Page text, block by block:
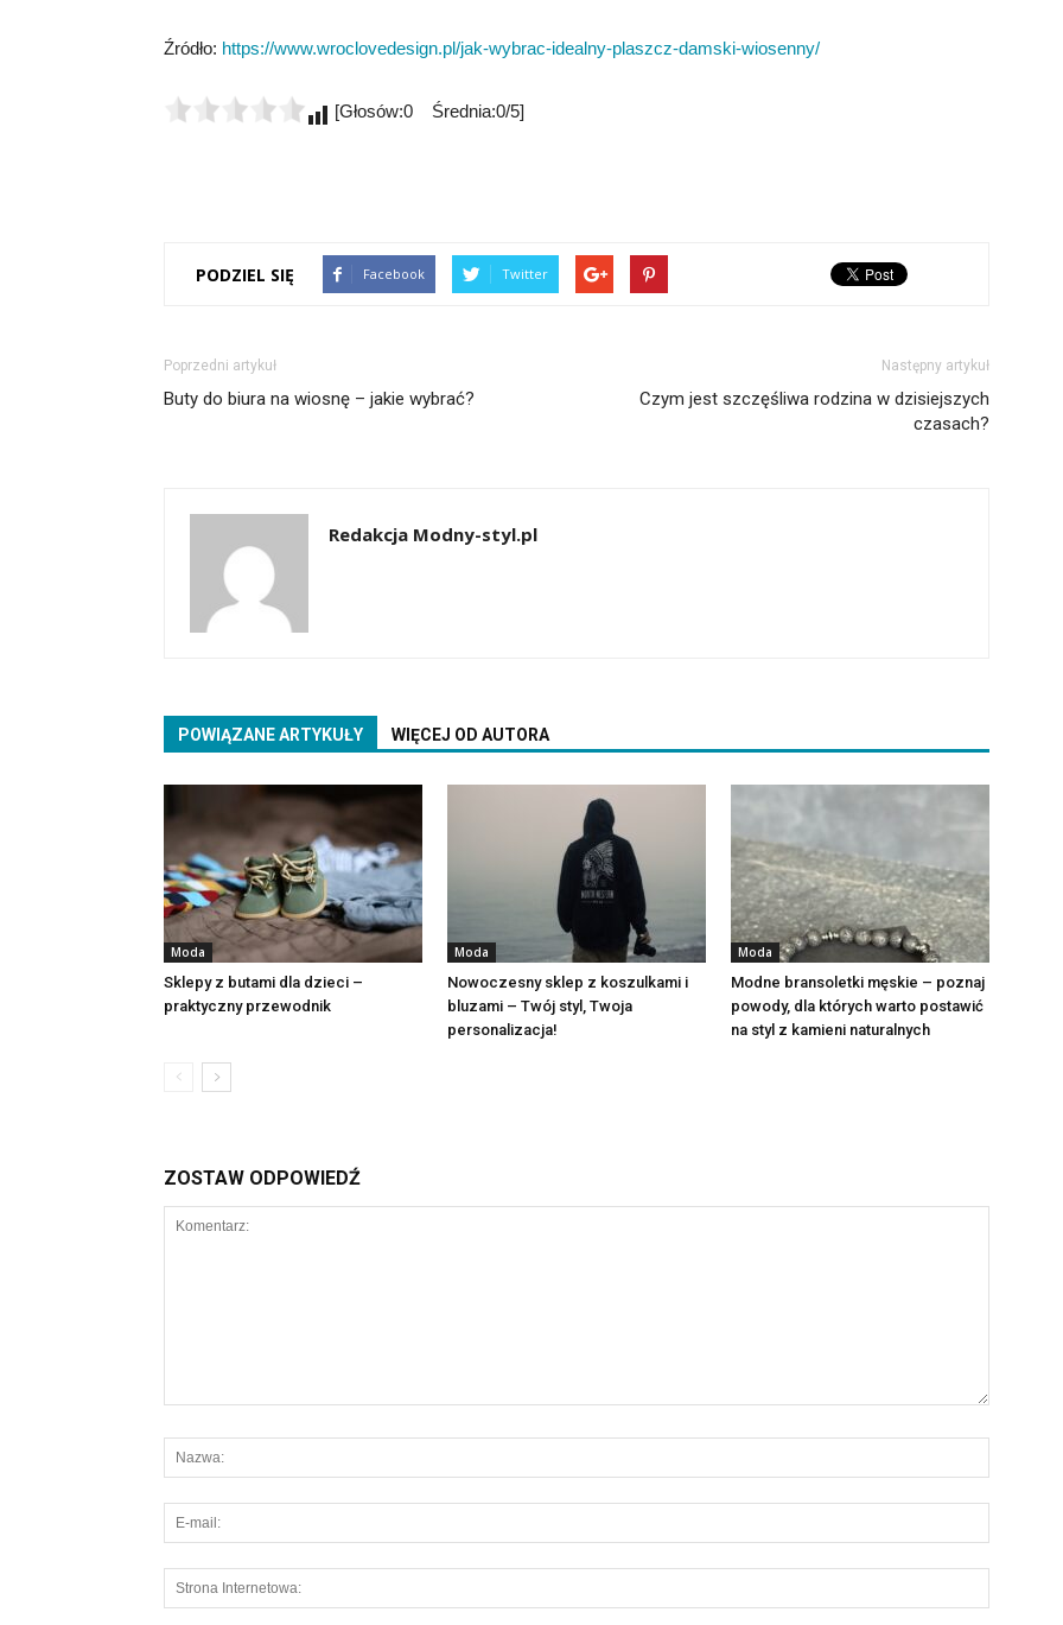
Źródło: https://www.wroclovedesign.pl/jak-wybrac-idealny-plaszcz-damski-wiosenny/
[Głosów:0 Średnia:0/5]
PODZIEL SIĘ Facebook Twitter
Poprzedni artykuł
Buty do biura na wiosnę – jakie wybrać?
Następny artykuł
Czym jest szczęśliwa rodzina w dzisiejszych
czasach?
Redakcja Modny-styl.pl
POWIĄZANE ARTYKUŁY WIĘCEJ OD AUTORA
Moda
Sklepy z butami dla dzieci –
praktyczny przewodnik
Moda
Nowoczesny sklep z koszulkami i
bluzami – Twój styl, Twoja
personalizacja!
Moda
Modne bransoletki męskie – poznaj
powody, dla których warto postawić
na styl z kamieni naturalnych
ZOSTAW ODPOWIEDŹ